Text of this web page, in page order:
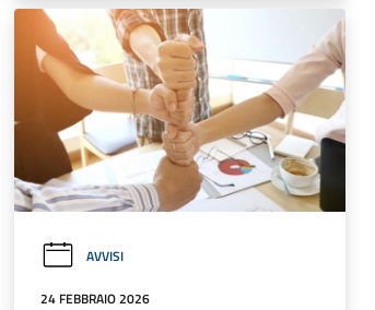
AVVISI
24 FEBBRAIO 2026